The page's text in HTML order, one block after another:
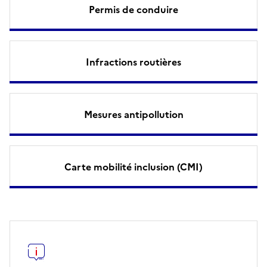
Permis de conduire
Infractions routières
Mesures antipollution
Carte mobilité inclusion (CMI)